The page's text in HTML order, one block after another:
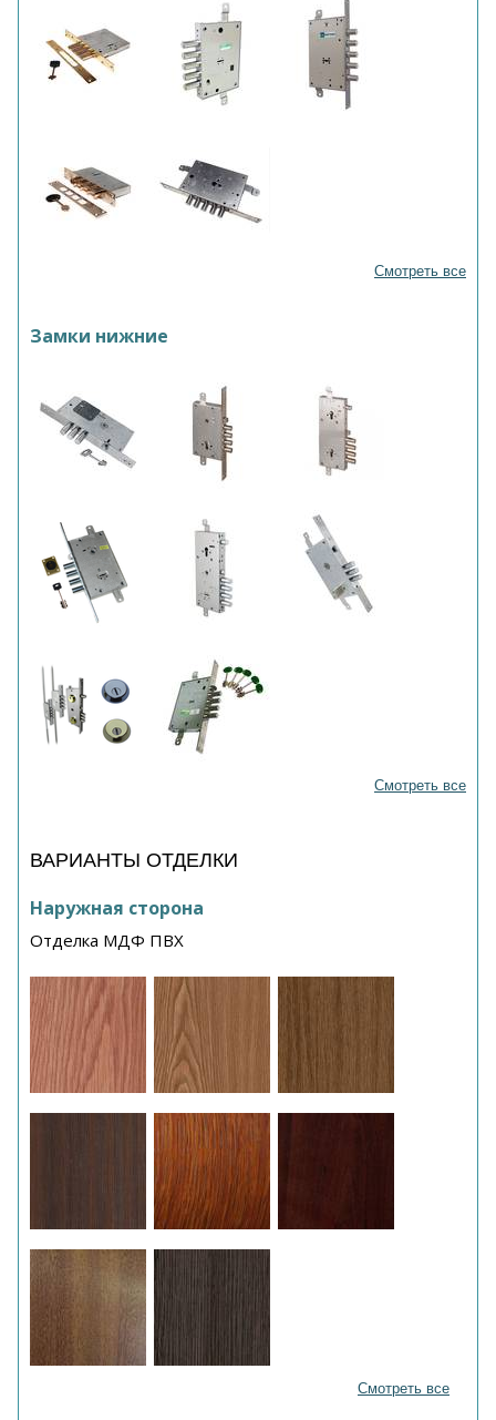
Смотреть все
Замки нижние
Смотреть все
ВАРИАНТЫ ОТДЕЛКИ
Наружная сторона
Отделка МДФ ПВХ
Смотреть все